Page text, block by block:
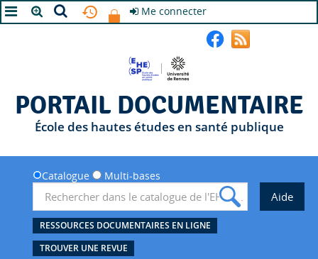
Me connecter
PORTAIL DOCUMENTAIRE
École des hautes études en santé publique
Catalogue Multi-bases
RESSOURCES DOCUMENTAIRES EN LIGNE
TROUVER UNE REVUE